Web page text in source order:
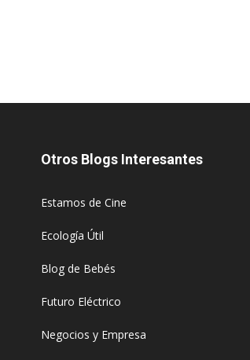
Otros Blogs Interesantes
Estamos de Cine
Ecología Útil
Blog de Bebés
Futuro Eléctrico
Negocios y Empresa